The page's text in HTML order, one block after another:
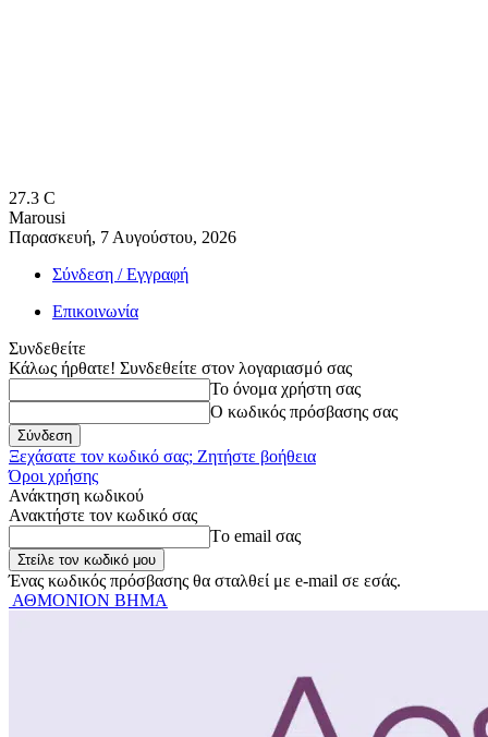
27.3 C
Marousi
Παρασκευή, 7 Αυγούστου, 2026
Σύνδεση / Εγγραφή
Επικοινωνία
Συνδεθείτε
Κάλως ήρθατε! Συνδεθείτε στον λογαριασμό σας
Το όνομα χρήστη σας
Ο κωδικός πρόσβασης σας
Ξεχάσατε τον κωδικό σας; Ζητήστε βοήθεια
Όροι χρήσης
Ανάκτηση κωδικού
Ανακτήστε τον κωδικό σας
Tο email σας
Ένας κωδικός πρόσβασης θα σταλθεί με e-mail σε εσάς.
ΑΘΜΟΝΙΟΝ ΒΗΜΑ